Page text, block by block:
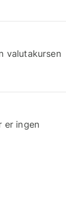
valutakursen
er ingen